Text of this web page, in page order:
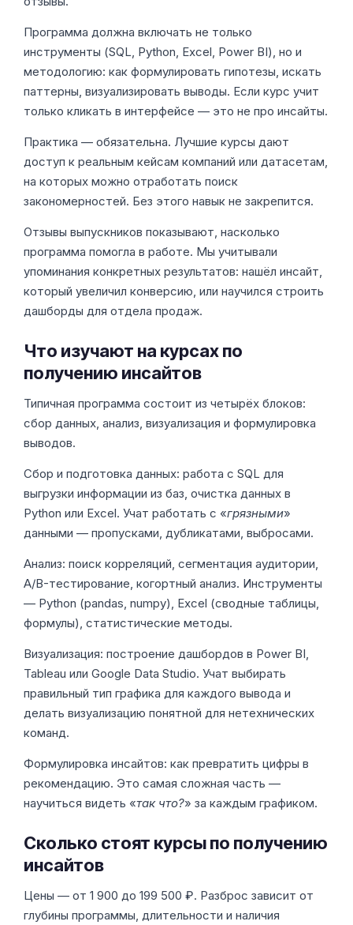
Программа должна включать не только
инструменты (SQL, Python, Excel, Power BI), но и
методологию: как формулировать гипотезы, искать
паттерны, визуализировать выводы. Если курс учит
только кликать в интерфейсе — это не про инсайты.
Практика — обязательна. Лучшие курсы дают
доступ к реальным кейсам компаний или датасетам,
на которых можно отработать поиск
закономерностей. Без этого навык не закрепится.
Отзывы выпускников показывают, насколько
программа помогла в работе. Мы учитывали
упоминания конкретных результатов: нашёл инсайт,
который увеличил конверсию, или научился строить
дашборды для отдела продаж.
Что изучают на курсах по
получению инсайтов
Типичная программа состоит из четырёх блоков:
сбор данных, анализ, визуализация и формулировка
выводов.
Сбор и подготовка данных: работа с SQL для
выгрузки информации из баз, очистка данных в
Python или Excel. Учат работать с «грязными»
данными — пропусками, дубликатами, выбросами.
Анализ: поиск корреляций, сегментация аудитории,
A/B-тестирование, когортный анализ. Инструменты
— Python (pandas, numpy), Excel (сводные таблицы,
формулы), статистические методы.
Визуализация: построение дашбордов в Power BI,
Tableau или Google Data Studio. Учат выбирать
правильный тип графика для каждого вывода и
делать визуализацию понятной для нетехнических
команд.
Формулировка инсайтов: как превратить цифры в
рекомендацию. Это самая сложная часть —
научиться видеть «так что?» за каждым графиком.
Сколько стоят курсы по получению
инсайтов
Цены — от 1 900 до 199 500 ₽. Разброс зависит от
глубины программы, длительности и наличия